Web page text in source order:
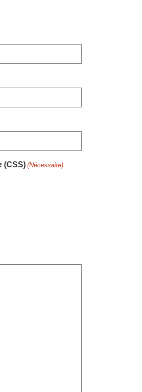
(CSS) (Nécessaire)